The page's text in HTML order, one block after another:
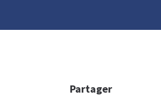
Partager